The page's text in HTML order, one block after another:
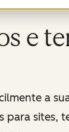
e
a
para sites,